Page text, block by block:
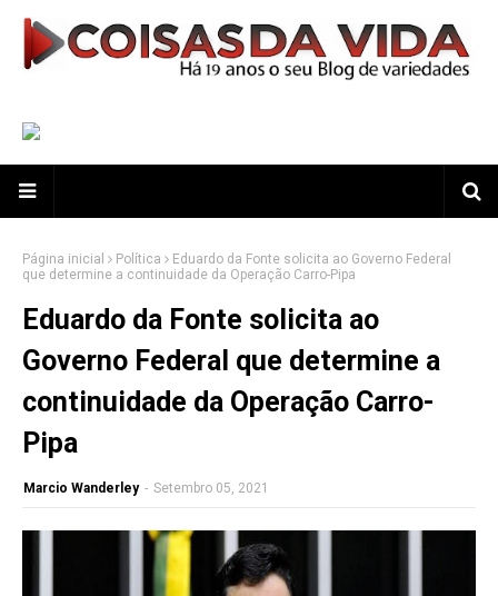
Página inicial Política
Eduardo da Fonte solicita ao Governo Federal
que determine a continuidade da Operação Carro-Pipa
Eduardo da Fonte solicita ao
Governo Federal que determine a
continuidade da Operação Carro-
Pipa
Marcio Wanderley - Setembro 05, 2021